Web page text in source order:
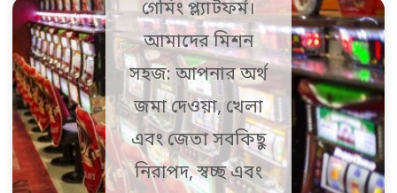
গেমিং প্ল্যাটফর্ম।
আমাদের মিশন
সহজ: আপনার অর্থ
জমা দেওয়া, খেলা
এবং জেতা সবকিছু
নিরাপদ, স্বচ্ছ এবং